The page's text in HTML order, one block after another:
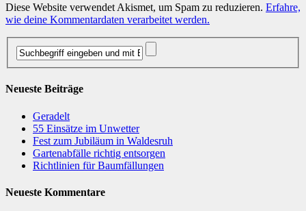
Diese Website verwendet Akismet, um Spam zu reduzieren. Erfahre,
wie deine Kommentardaten verarbeitet werden.
Neueste Beiträge
Geradelt
​55 Einsätze im Unwetter
Fest zum Jubiläum in Waldesruh
Gartenabfälle richtig entsorgen
Richtlinien für Baumfällungen
Neueste Kommentare